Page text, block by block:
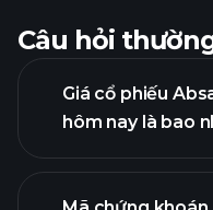
Câu hỏi
Giá cổ phiếu
hôm nay là bao